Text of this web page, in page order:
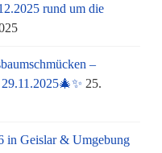
rund um die
–
25.
in Geislar & Umgebung